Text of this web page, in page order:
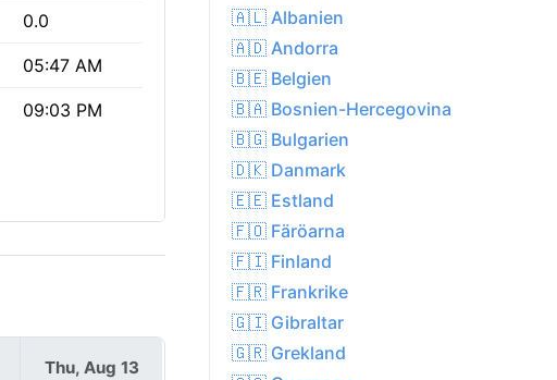
0.0
05:47 AM
09:03 PM
Thu, Aug 13
🇦🇱 Albanien
🇦🇩 Andorra
🇧🇪 Belgien
🇧🇦 Bosnien-Hercegovina
🇧🇬 Bulgarien
🇩🇰 Danmark
🇪🇪 Estland
🇫🇴 Färöarna
🇫🇮 Finland
🇫🇷 Frankrike
🇬🇮 Gibraltar
🇬🇷 Grekland